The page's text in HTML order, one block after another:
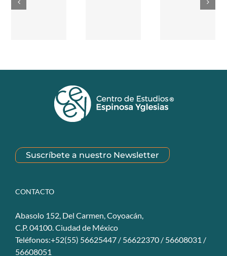
Suscríbete a nuestro Newsletter
CONTACTO
Abasolo 152, Del Carmen, Coyoacán,
C.P. 04100. Ciudad de México
Teléfonos:+52(55) 56625447 / 56622370 / 56608031 /
56608051